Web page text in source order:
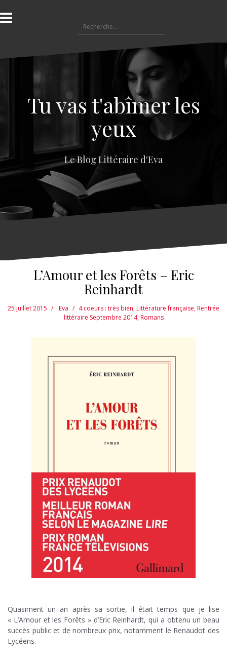
l
a
e
e
Tu vas t'abîmer les
yeux
Le Blog Littéraire d'Eva
L’Amour et les Forêts – Eric
Reinhardt
25 juillet 2015 Eva 4 coeurs : très bien,Littérature française,Rentrée
littéraire Septembre 2014,Romans
Quasiment un an après sa sortie, il était temps que je lise
« L’Amour et les Forêts » d’Eric Reinhardt, qui a obtenu un beau
succès public et de nombreux prix, notamment le Renaudot des
Lycéens.